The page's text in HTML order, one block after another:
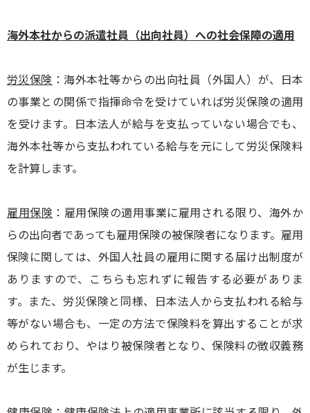
海外本社からの派遣社員（出向社員）への社会保障の適用
労災保険 ：海外本社等からの出向社員（外国人）が、日本
の事業との関係で指揮命令を受けていれば労災保険の適用
を受けます。日本法人が給与を支払っていない場合でも、
海外本社等から支払われている給与を元にして労災保険料
を計算します。
雇用保険 ：雇用保険の適用事業に雇用される限り、海外か
らの出向者であっても雇用保険の被保険者になります。雇用
保険に関しては、外国人社員の雇用に関する届け出制度が
ありますので、こちらも忘れずに報告する必要がありま
す。また、労災保険と同様、日本法人から支払われる給与
等がない場合も、一定の方法で保険料を算出することが求
められており、やはり被保険者となり、保険料の徴収義務
が生じます。